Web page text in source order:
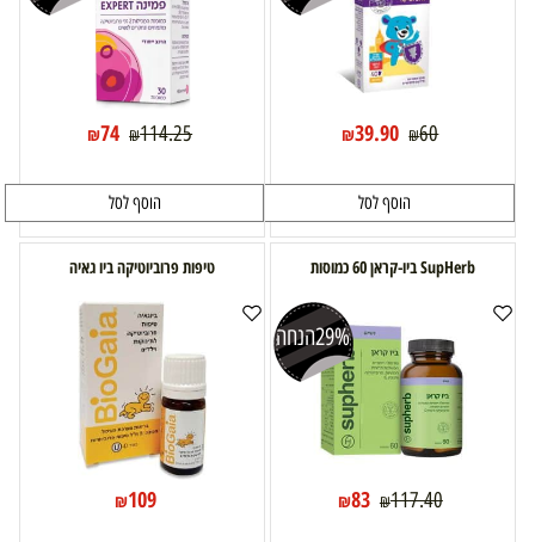
₪60
₪39.90
הוסף לסל
₪114.25
₪74
הוסף לסל
SupHerb ביו-קראן 60 כמוסות
29%הנחה
₪117.40
₪83
טיפות פרוביוטיקה ביו גאיה
₪109